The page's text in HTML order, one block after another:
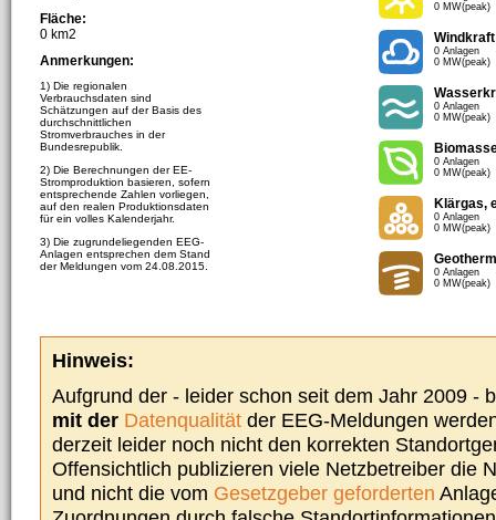
Fläche:
0 km2
Anmerkungen:
1) Die regionalen
Verbrauchsdaten sind
Schätzungen auf der Basis des
durchschnittlichen
Stromverbrauches in der
Bundesrepublik.
2) Die Berechnungen der EE-
Stromproduktion basieren, sofern
entsprechende Zahlen vorliegen,
auf den realen Produktionsdaten
für ein volles Kalenderjahr.
3) Die zugrundeliegenden EEG-
Anlagen entsprechen dem Stand
der Meldungen vom 24.08.2015.
0 MW(peak)
Windkraft
0 Anlagen
0 MW(peak)
0 Anlagen
0 MW(peak)
0 Anlagen
0 MW(peak)
Klärgas,
0 Anlagen
0 MW(peak)
0 Anlagen
0 MW(peak)
Hinweis:
Aufgrund der - leider schon seit dem Jahr 2009 -
mit der Datenqualität der EEG-Meldungen
derzeit leider noch nicht den korrekten
Offensichtlich publizieren viele Netzbetreiber die
und nicht die vom Gesetzgeber geforderten